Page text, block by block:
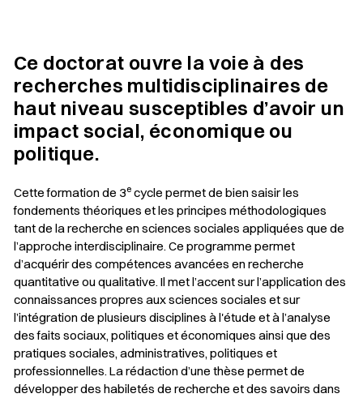
Ce doctorat ouvre la voie à des
recherches multidisciplinaires de
haut niveau susceptibles d’avoir un
impact social, économique ou
politique.
Cette formation de 3e cycle permet de bien saisir les
fondements théoriques et les principes méthodologiques
tant de la recherche en sciences sociales appliquées que de
l’approche interdisciplinaire. Ce programme permet
d’acquérir des compétences avancées en recherche
quantitative ou qualitative. Il met l’accent sur l’application des
connaissances propres aux sciences sociales et sur
l’intégration de plusieurs disciplines à l'étude et à l’analyse
des faits sociaux, politiques et économiques ainsi que des
pratiques sociales, administratives, politiques et
professionnelles. La rédaction d’une thèse permet de
développer des habiletés de recherche et des savoirs dans